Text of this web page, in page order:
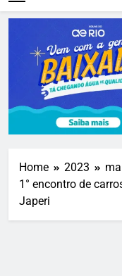
Home 2023
1° encontro de
Japeri